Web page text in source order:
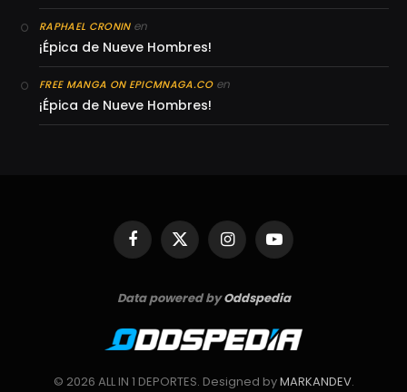
RAPHAEL CRONINen
¡Épica de Nueve Hombres!
FREE MANGA ON EPICMNAGA.COen
¡Épica de Nueve Hombres!
Facebook
X
(Twitter)
InstagramYouTube
Data powered byOddspedia
© 2026 ALL IN 1 DEPORTES. Designed byMARKANDEV.